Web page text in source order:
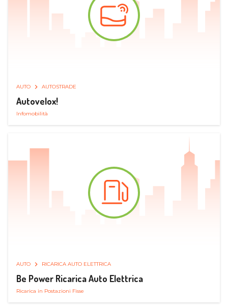
AUTO AUTOSTRADE
Autovelox!
Infomobilità
AUTO RICARICA AUTO ELETTRICA
Be Power Ricarica Auto Elettrica
Ricarica in Postazioni Fisse